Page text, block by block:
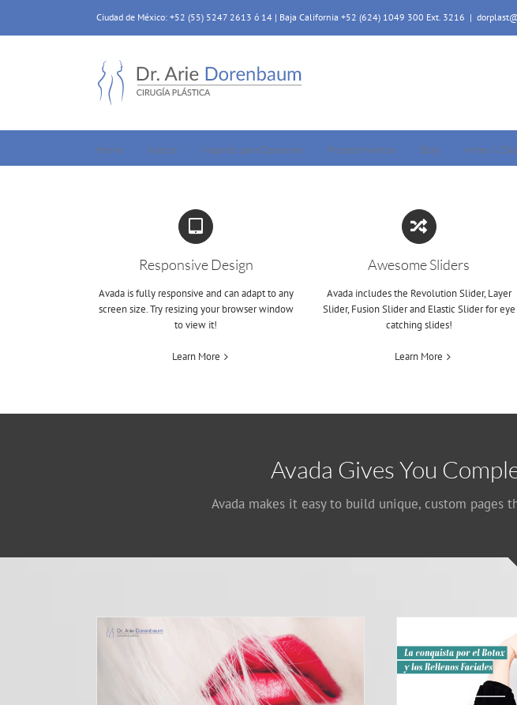
content
Ciudad de México: +52 (55) 5247 2613 ó 14 | Baja California +52 (624) 1049 300 Ext. 3216 |
Home Acerca Viajando para Operarse Procedimientos Blog Antes &
Responsive Design
Avada is fully responsive and can adapt to any
screen size. Try resizing your browser window
to view it!
Learn More
Awesome Sliders
Avada includes the Revolution Slider, Layer
Slider, Fusion Slider and Elastic Slider for eye
catching slides!
Learn More
Avada Gives You
Avada makes it easy to build unique, custom
LA CONQUISTA POR El BOTOX Y LOS
SÍ Podrás